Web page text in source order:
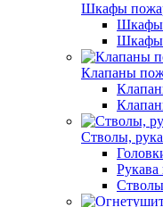
Шкафы
Шкафы
Шкафы
Клапаны
Стволы,